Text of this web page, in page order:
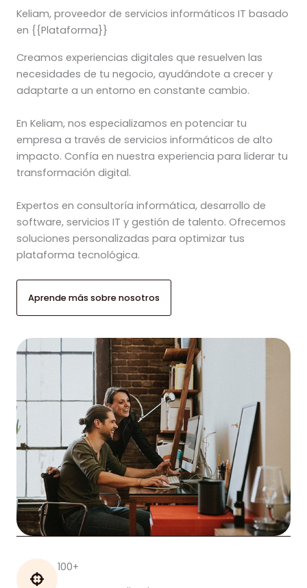
Keliam, proveedor de servicios informáticos IT basado
en {{Plataforma}}
Creamos experiencias digitales que resuelven las
necesidades de tu negocio, ayudándote a crecer y
adaptarte a un entorno en constante cambio.
En Keliam, nos especializamos en potenciar tu
empresa a través de servicios informáticos de alto
impacto. Confía en nuestra experiencia para liderar tu
transformación digital.
Expertos en consultoría informática, desarrollo de
software, servicios IT y gestión de talento. Ofrecemos
soluciones personalizadas para optimizar tus
plataforma tecnológica.
Aprende más sobre nosotros
100+